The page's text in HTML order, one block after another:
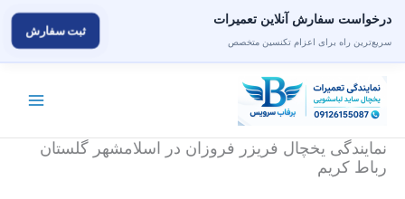
محتوا
نمایندگی یخچال فریزر فروزان در اسلامشهر گلستان
رباط کریم
درخواست سفارش آنلاین تعمیرات
سریع‌ترین راه برای اعزام تکنسین متخصص
ثبت سفارش